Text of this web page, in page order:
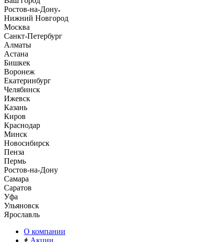
Ростов-на-Дону
Нижний Новгород
Москва
Санкт-Петербург
Алматы
Астана
Бишкек
Воронеж
Екатеринбург
Челябинск
Ижевск
Казань
Киров
Краснодар
Минск
Новосибирск
Пенза
Пермь
Ростов-на-Дону
Самара
Саратов
Уфа
Ульяновск
Ярославль
О компании
Акции